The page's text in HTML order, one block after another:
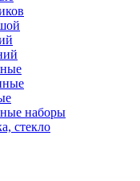
наборы
стекло